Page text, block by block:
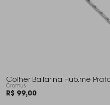
Colher Bailarina Hub.me
Cromus
R$ 99,00